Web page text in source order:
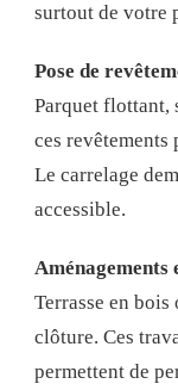
surtout de votre
Pose de
Parquet flottant,
ces revêtements
Le carrelage
accessible.
Aménagements
Terrasse en
clôture. Ces
permettent de